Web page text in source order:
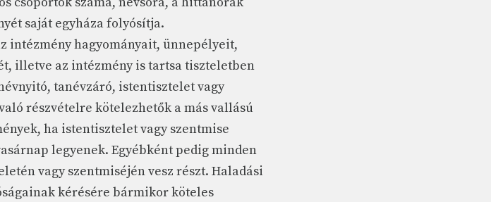
saját egyháza folyósítja.
intézmény hagyományait, ünnepélyeit,
illetve az intézmény is tartsa tiszteletben
tanévzáró, istentisztelet vagy
részvételre kötelezhetők a más vallású
ha istentisztelet vagy szentmise
legyenek. Egyébként pedig minden
vagy szentmiséjén vesz részt. Haladási
kérésére bármikor köteles